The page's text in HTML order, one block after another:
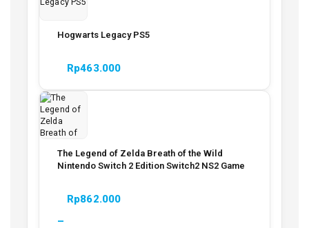
Hogwarts Legacy PS5
Rp463.000
The Legend of Zelda Breath of the Wild
Nintendo Switch 2 Edition Switch2 NS2 Game
Rp862.000
–